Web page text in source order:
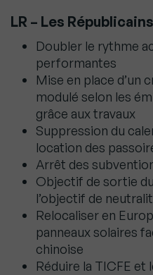
LR – Les Républicains
Doubler le rythme
performantes
Mise en place d’un
modulé selon les
grâce aux travaux
Suppression du
location des
Arrêt des
Objectif de sortie
l’objectif de
Relocaliser en
panneaux solaires
chinoise
Réduire la TICFE et